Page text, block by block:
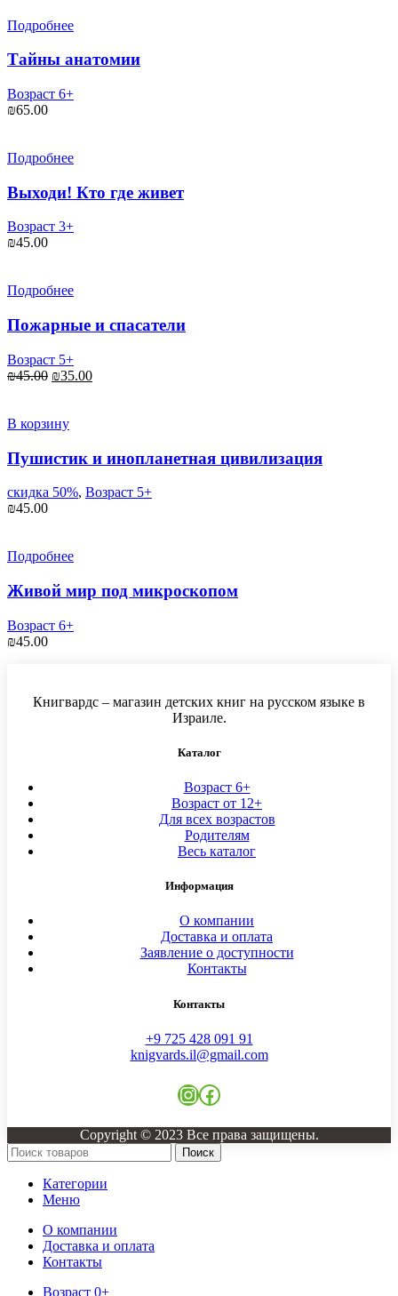
Подробнее
Тайны анатомии
Возраст 6+
₪65.00
Подробнее
Выходи! Кто где живет
Возраст 3+
₪45.00
Подробнее
Пожарные и спасатели
Возраст 5+
₪45.00 Первоначальная
₪45.00.
₪35.00Текущая
В корзину
Пушистик и инопланетная цивилизация
скидка 50%, Возраст 5+
₪45.00
Подробнее
Живой мир под микроскопом
Возраст 6+
₪45.00
Книгвардс – магазин детских книг на русском языке в
Израиле.
Каталог
Возраст 6+
Возраст от 12+
Для всех возрастов
Родителям
Весь каталог
Информация
О компании
Доставка и оплата
Заявление о доступности
Контакты
Контакты
+9 725 428 091 91
knigvards.il@gmail.com
Instagram
Facebook
Copyright © 2023 Все права защищены.
Поиск
Категории
Меню
О компании
Доставка и оплата
Контакты
Возраст 0+